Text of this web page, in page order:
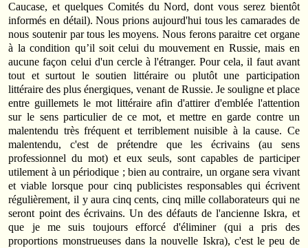
Caucase, et quelques Comités du Nord, dont vous serez bientôt
informés en détail). Nous prions aujourd'hui tous les camarades de
nous soutenir par tous les moyens. Nous ferons paraitre cet organe
à la condition qu’il soit celui du mouvement en Russie, mais en
aucune façon celui d'un cercle à l'étranger. Pour cela, il faut avant
tout et surtout le soutien littéraire ou plutôt une participation
littéraire des plus énergiques, venant de Russie. Je souligne et place
entre guillemets le mot littéraire afin d'attirer d'emblée l'attention
sur le sens particulier de ce mot, et mettre en garde contre un
malentendu très fréquent et terriblement nuisible à la cause. Ce
malentendu, c'est de prétendre que les écrivains (au sens
professionnel du mot) et eux seuls, sont capables de participer
utilement à un périodique ; bien au contraire, un organe sera vivant
et viable lorsque pour cinq publicistes responsables qui écrivent
régulièrement, il y aura cinq cents, cinq mille collaborateurs qui ne
seront point des écrivains. Un des défauts de l'ancienne Iskra, et
que je me suis toujours efforcé d'éliminer (qui a pris des
proportions monstrueuses dans la nouvelle Iskra), c'est le peu de